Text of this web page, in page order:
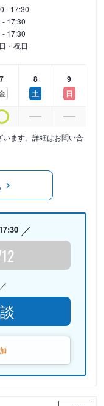
- 17:30
- 17:30
- 17:30
・祝日
7
8
土
9
日
ます。詳細はお問い合